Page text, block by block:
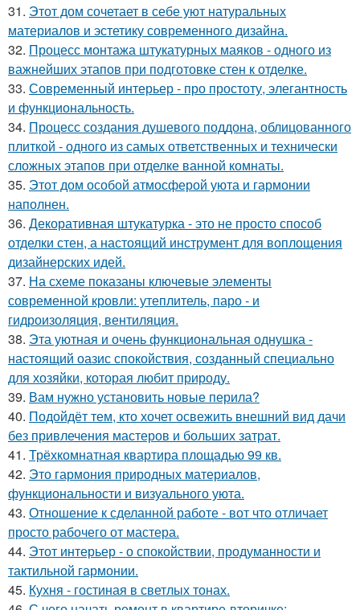
31. Этот дом сочетает в себе уют натуральных
материалов и эстетику современного дизайна.
32. Процесс монтажа штукатурных маяков - одного из
важнейших этапов при подготовке стен к отделке.
33. Современный интерьер - про простоту, элегантность
и функциональность.
34. Процесс создания душевого поддона, облицованного
плиткой - одного из самых ответственных и технически
сложных этапов при отделке ванной комнаты.
35. Этот дом особой атмосферой уюта и гармонии
наполнен.
36. Декоративная штукатурка - это не просто способ
отделки стен, а настоящий инструмент для воплощения
дизайнерских идей.
37. На схеме показаны ключевые элементы
современной кровли: утеплитель, паро - и
гидроизоляция, вентиляция.
38. Эта уютная и очень функциональная однушка -
настоящий оазис спокойствия, созданный специально
для хозяйки, которая любит природу.
39. Вам нужно установить новые перила?
40. Подойдёт тем, кто хочет освежить внешний вид дачи
без привлечения мастеров и больших затрат.
41. Трёхкомнатная квартира площадью 99 кв.
42. Это гармония природных материалов,
функциональности и визуального уюта.
43. Отношение к сделанной работе - вот что отличает
просто рабочего от мастера.
44. Этот интерьер - о спокойствии, продуманности и
тактильной гармонии.
45. Кухня - гостиная в светлых тонах.